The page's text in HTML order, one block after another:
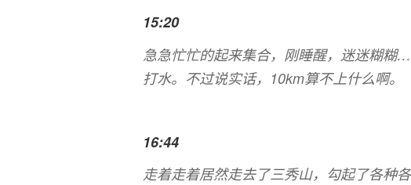
15:20
急急忙忙的起来集合，刚睡醒，迷迷糊
打水。不过说实话，10km算不上什么啊。
16:44
走着走着居然走去了三秀山，勾起了各